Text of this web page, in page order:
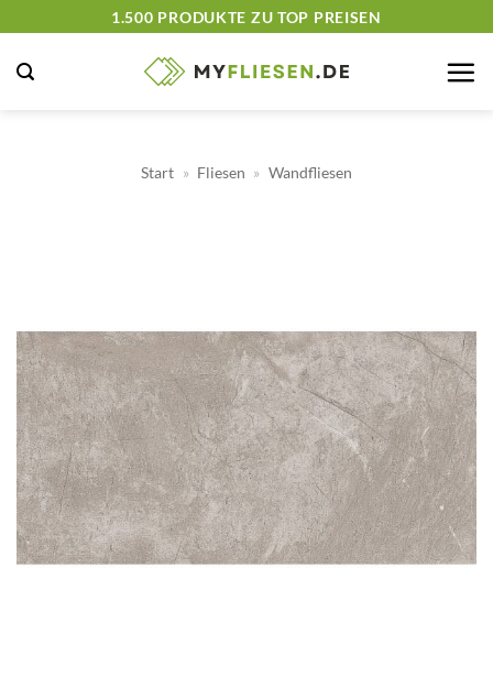
springen
1.500 PRODUKTE ZU TOP PREISEN
Start » Fliesen » Wandfliesen